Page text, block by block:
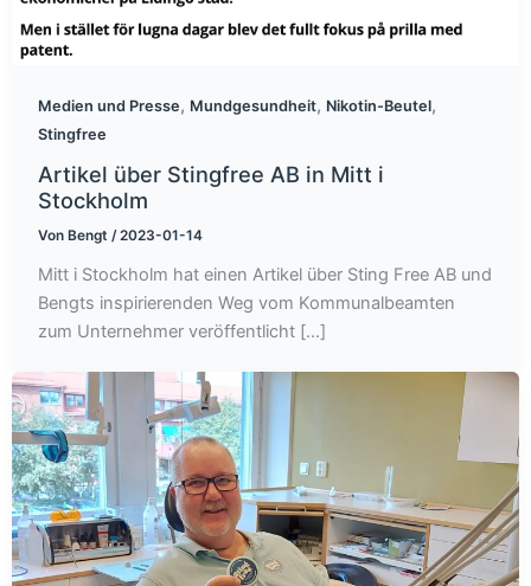
Medien und Presse, Mundgesundheit, Nikotin-Beutel,
Stingfree
Artikel über Stingfree AB in Mitt i
Stockholm
Von Bengt /2023-01-14
Mitt i Stockholm hat einen Artikel über Sting Free AB und
Bengts inspirierenden Weg vom Kommunalbeamten
zum Unternehmer veröffentlicht [...]